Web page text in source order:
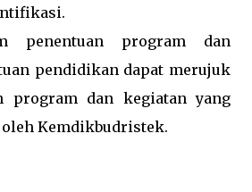
penentuan program dan
pendidikan dapat merujuk
program dan kegiatan yang
Kemdikbudristek.